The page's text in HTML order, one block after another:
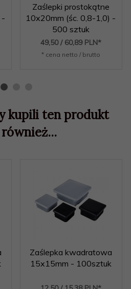
-
Zaślepki prostokątne
10x20mm (śc. 0,8-1,0) -
500 sztuk
49,50 / 60,89 PLN*
* cena netto / brutto
kupili ten produkt
Zaślepka kwadratowa
15x15mm - 100sztuk